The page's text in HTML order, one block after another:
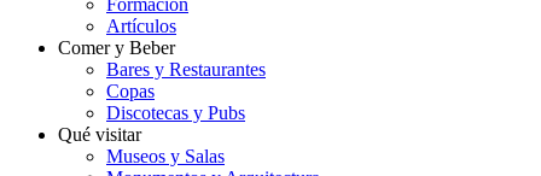
Formación
Artículos
Comer y Beber
Bares y Restaurantes
Copas
Discotecas y Pubs
Qué visitar
Museos y Salas